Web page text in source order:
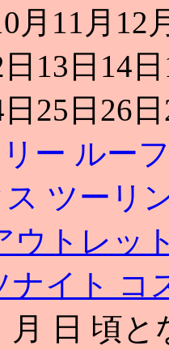
月11月12
13日14
日25日26
ー ルー
ス ツーリ
ウトレッ
ナイト コ
月 日 頃と